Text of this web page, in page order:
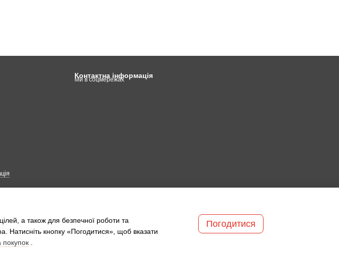
Контактна інформація
Ми в соцмережах
а також для безпечної роботи та
Натисніть кнопку «Погодитися», щоб вказати
покупок
Погодитися